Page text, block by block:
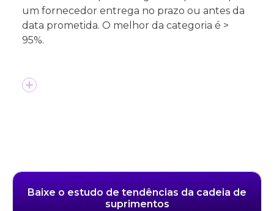
Baixe o estudo de tendências da cadeia de
suprimentos
um fornecedor entrega no prazo ou antes da
data prometida. O melhor da categoria é >
95%.